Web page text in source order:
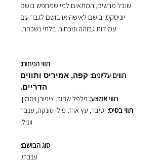
שובל מרשים, המתאים למי שמחפש בושם
יוניסקס, בושם לאישה או בושם לגבר עם
עמידות גבוהה ונוכחות בלתי נשכחת.
תווי הניחוח:
תווים עליונים: קפה, אמיריס ותווים
הדריים.
תווי אמצע: פלפל שחור, ציפורן ויסמין.
תווי בסיס: וטיבר, עץ ארז, פולי טונקה, ענבר
ווניל.
סוג הבושם:
ענברי.